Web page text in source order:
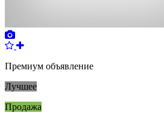
Премиум объявление
Лучшее
Продажа